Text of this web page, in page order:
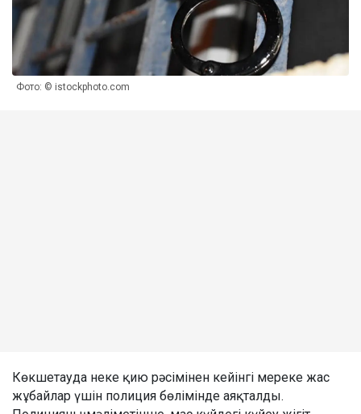
Фото: © istockphoto.com
Көкшетауда неке қию рәсімінен кейінгі мереке жас
жұбайлар үшін полиция бөлімінде аяқталды.